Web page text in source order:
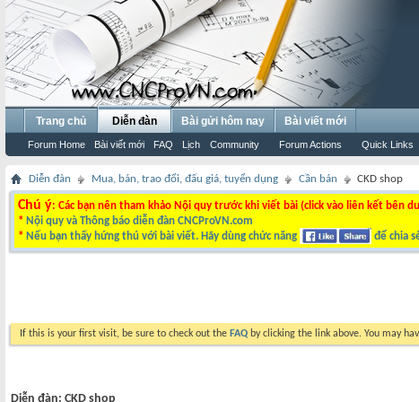
Trang chủ Diễn đàn
Forum Home Bài viết mới FAQ Lịch Community Forum Actions Quick Links
Bài gửi hôm nay Bài viết mới
Diễn đàn Mua, bán, trao đổi, đấu giá, tuyển dụng Cần bán CKD shop
Chú ý: Các bạn nên tham khảo Nội quy trước khi viết bài (click vào liên kết bên
* Nội quy và Thông báo diễn đàn CNCProVN.com
* Nếu bạn thấy hứng thú với bài viết. Hãy dùng chức năng để chia
If this is your first visit, be sure to check out the FAQ by clicking the link above. You may
Diễn đàn: CKD shop